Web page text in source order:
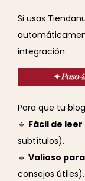
Si usas
integración.
Para que tu
🔹 Fácil de leer
subtítulos).
🔹 Valioso
consejos útiles).